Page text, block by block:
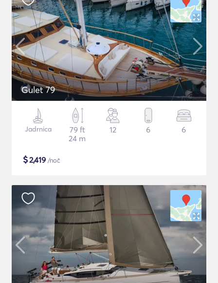
Gulet 79
Jadrnica
79 ft
24 m
12 6 6
$2,419 /noč